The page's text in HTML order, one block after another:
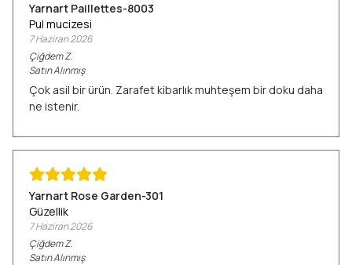
Yarnart Paillettes-8003
Pul mucizesi
7 Haziran 2026
ÇiğdemZ.
Satın Alınmış
Çok asil bir ürün. Zarafet kibarlık muhteşem bir doku daha
ne istenir.
Yarnart Rose Garden-301
Güzellik
7 Haziran 2026
ÇiğdemZ.
Satın Alınmış